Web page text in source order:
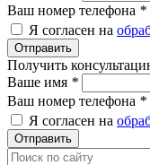
Ваш номер телефона *
Я согласен на
Отправить
Получить
Ваше имя *
Ваш номер телефона *
Я согласен на
Отправить